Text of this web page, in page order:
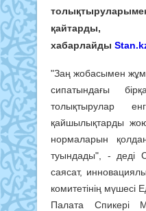
хабарлайды
"Заң жобасымен
сипатындағы
толықтырулар
қайшылықтарды
нормаларын
туындады", - деді
саясат,
комитетінің мүшесі
Палата Спикері